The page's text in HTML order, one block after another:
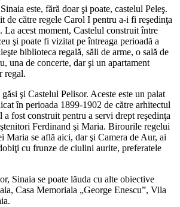
este, fără doar şi poate, castelul Peleş.
de către regele Carol I pentru a-i fi reşedinţa
La acest moment, Castelul construit între
şi poate fi vizitat pe întreaga perioadă a
biblioteca regală, săli de arme, o sală de
una de concerte, dar şi un apartament
regal.
şi Castelul Pelisor. Aceste este un palat
în perioada 1899-1902 de către arhitectul
fost construit pentru a servi drept reşedinţa
Ferdinand şi Maria. Birourile regelui
Maria se află aici, dar şi Camera de Aur, ai
cu frunze de ciulini aurite, preferatele
Sinaia se poate lăuda cu alte obiective
Casa Memoriala „George Enescu”, Vila